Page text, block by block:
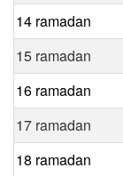
14 ramadan
15 ramadan
16 ramadan
17 ramadan
18 ramadan